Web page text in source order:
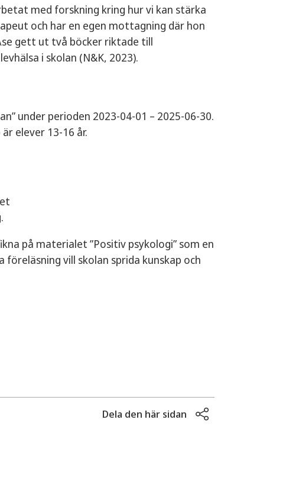
med forskning kring hur vi kan stärka
och har en egen mottagning där hon
gett ut två böcker riktade till
i skolan (N&K, 2023).
under perioden 2023-04-01 – 2025-06-30.
elever 13-16 år.
på materialet ”Positiv psykologi” som en
vill skolan sprida kunskap och
Dela den här sidan